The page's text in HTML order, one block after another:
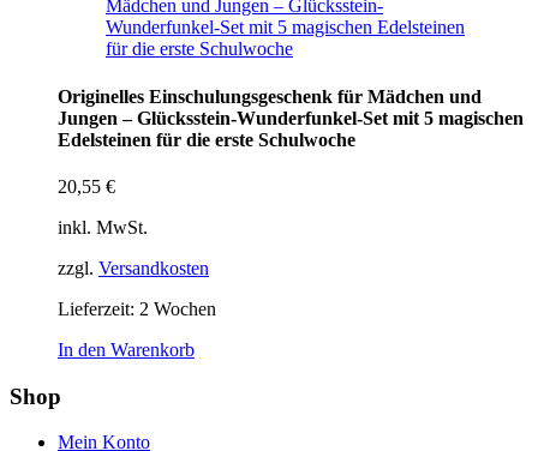
Originelles Einschulungsgeschenk für Mädchen und
Jungen – Glücksstein-Wunderfunkel-Set mit 5 magischen
Edelsteinen für die erste Schulwoche
20,55 €
inkl. MwSt.
zzgl. Versandkosten
Lieferzeit: 2 Wochen
In den Warenkorb
Shop
Mein Konto